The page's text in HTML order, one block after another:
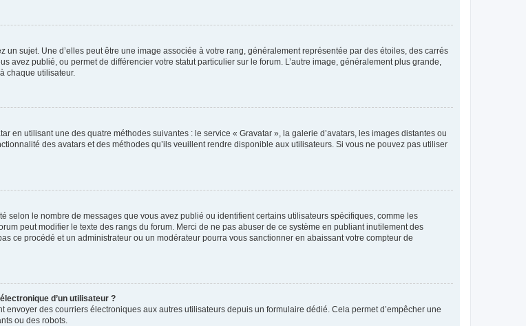
sujet. Une d’elles peut être une image associée à votre rang, généralement représentée par des étoiles, des carrés
avez publié, ou permet de différencier votre statut particulier sur le forum. L’autre image, généralement plus grande,
chaque utilisateur.
en utilisant une des quatre méthodes suivantes : le service « Gravatar », la galerie d’avatars, les images distantes ou
des avatars et des méthodes qu’ils veuillent rendre disponible aux utilisateurs. Si vous ne pouvez pas utiliser
selon le nombre de messages que vous avez publié ou identifient certains utilisateurs spécifiques, comme les
peut modifier le texte des rangs du forum. Merci de ne pas abuser de ce système en publiant inutilement des
ce procédé et un administrateur ou un modérateur pourra vous sanctionner en abaissant votre compteur de
d’un utilisateur ?
des courriers électroniques aux autres utilisateurs depuis un formulaire dédié. Cela permet d’empêcher une
ou des robots.